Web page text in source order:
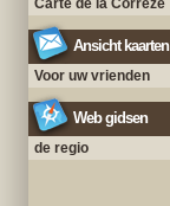
Carte de la Corrèze
Ansicht kaarten
Voor uw vrienden
Web gidsen
de regio